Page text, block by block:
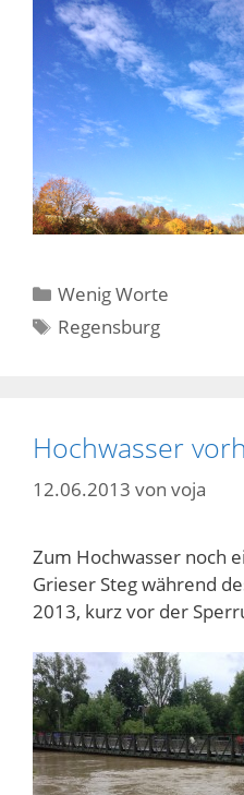
Kategorien
Wenig Worte
Schlagwörter
Regensburg
Hochwasser
12.06.2013 von voja
Zum Hochwasser noch
Grieser Steg während
2013, kurz vor der